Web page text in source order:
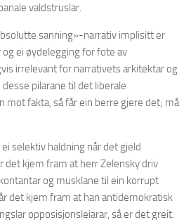
valdstruslar.
sanning»-narrativ implisitt er
ei øydelegging for fote av
irrelevant for narrativets arkitektar og
pilarane til det liberale
mot fakta, så får ein berre gjere det; må
selektiv haldning når det gjeld
det kjem fram at herr Zelensky driv
og musklane til ein korrupt
det kjem fram at han antidemokratisk
opposisjonsleiarar, så er det greit.